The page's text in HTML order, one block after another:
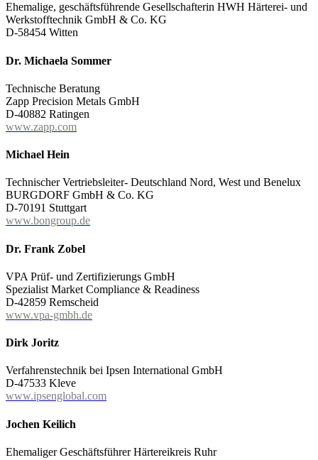
Ehemalige, geschäftsführende Gesellschafterin HWH Härterei- und
Werkstofftechnik GmbH & Co. KG
D-58454 Witten
Dr. Michaela Sommer
Technische Beratung
Zapp Precision Metals GmbH
D-40882 Ratingen
www.zapp.com
Michael Hein
Technischer Vertriebsleiter- Deutschland Nord, West und Benelux
BURGDORF GmbH & Co. KG
D-70191 Stuttgart
www.bongroup.de
Dr. Frank Zobel
VPA Prüf- und Zertifizierungs GmbH
Spezialist Market Compliance & Readiness
D-42859 Remscheid
www.vpa-gmbh.de
Dirk Joritz
Verfahrenstechnik bei Ipsen International GmbH
D-47533 Kleve
www.ipsenglobal.com
Jochen Keilich
Ehemaliger Geschäftsführer Härtereikreis Ruhr